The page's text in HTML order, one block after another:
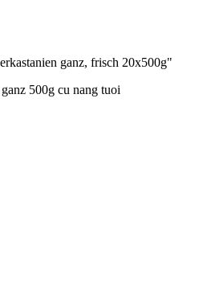
ganz, frisch 20x500g"
500g cu nang tuoi